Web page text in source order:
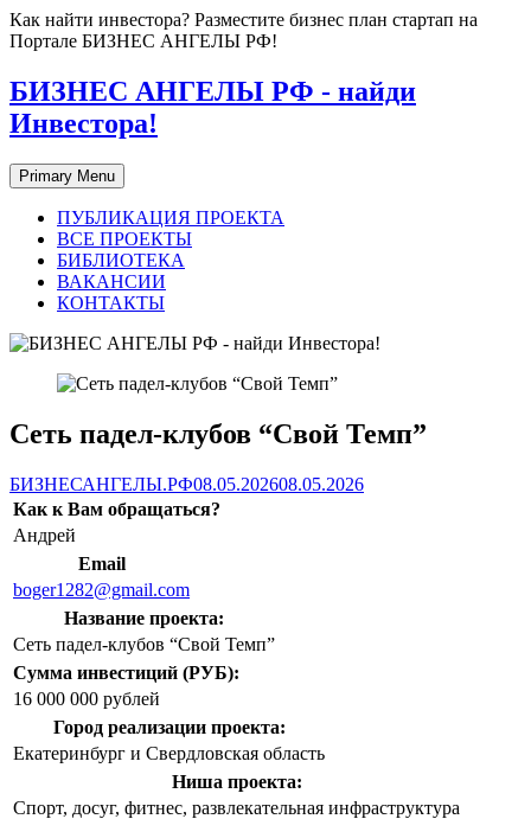
Skip
to
Как найти инвестора? Разместите бизнес план стартап на
Портале БИЗНЕС АНГЕЛЫ РФ!
БИЗНЕС АНГЕЛЫ РФ - найди
Инвестора!
Primary Menu
ПУБЛИКАЦИЯ ПРОЕКТА
ВСЕ ПРОЕКТЫ
БИБЛИОТЕКА
ВАКАНСИИ
КОНТАКТЫ
Сеть падел-клубов “Свой Темп”
БИЗНЕСАНГЕЛЫ.РФ08.05.202608.05.2026
Как к Вам обращаться?
Андрей
Email
boger1282@gmail.com
Название проекта:
Сеть падел-клубов “Свой Темп”
Сумма инвестиций (РУБ):
16 000 000 рублей
Город реализации проекта:
Екатеринбург и Свердловская область
Ниша проекта:
Спорт, досуг, фитнес, развлекательная инфраструктура